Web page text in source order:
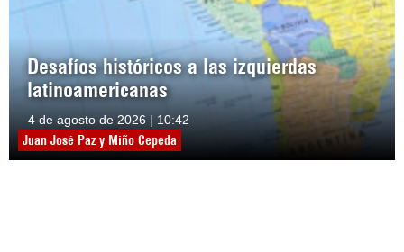
Desafíos históricos a las izquierdas
latinoamericanas
4 de agosto de 2026 | 10:42
Juan José Paz y Miño Cepeda